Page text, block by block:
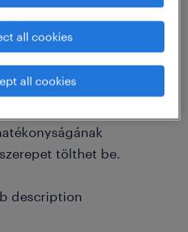
Department
is jelen lévő, nemzetközi
magyarországi
tapasztalt
tölthet be.
description
all cookies
all cookies